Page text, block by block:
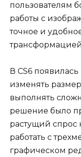
пользователям
работы с
точное и
В CS6
изменять
выполнять
решение было
растущий спрос
работать с
графическом